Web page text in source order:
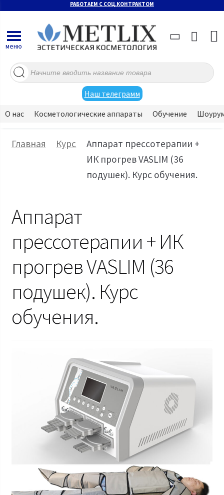
РАБОТАЕМ С СОЦ.КОНТРАКТОМ
Поиск
товаров
Наш телеграмм
меню
О нас Косметологические аппараты Обучение
Главная Курс
Аппарат прессотерапии +
ИК прогрев VASLIM (36
подушек). Курс обучения.
Аппарат
прессотерапии + ИК
прогрев VASLIM (36
подушек). Курс
обучения.